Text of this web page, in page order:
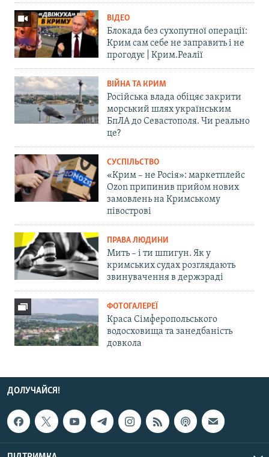
ВІДЕО
Блокада без сухопутної операції:
Крим сам себе не заправить і не
прогодує | Крим.Реалії
ВІЙНА ТА КРИМ
Російська влада обіцяє закрити
морський шлях українським
БпЛА до Севастополя. Чи реально
це?
СУСПІЛЬСТВО
«Крим – не Росія»: маркетплейс
Ozon припинив прийом нових
замовлень на Кримському
півострові
ПРАВА ЛЮДИНИ
Мить – і ти шпигун. Як у
кримських судах розглядають
звинувачення в держзраді
ФОТОГАЛЕРЕЇ
Краса Сімферопольського
водосховища та занедбаність
довкола
ДОЛУЧАЙСЯ!